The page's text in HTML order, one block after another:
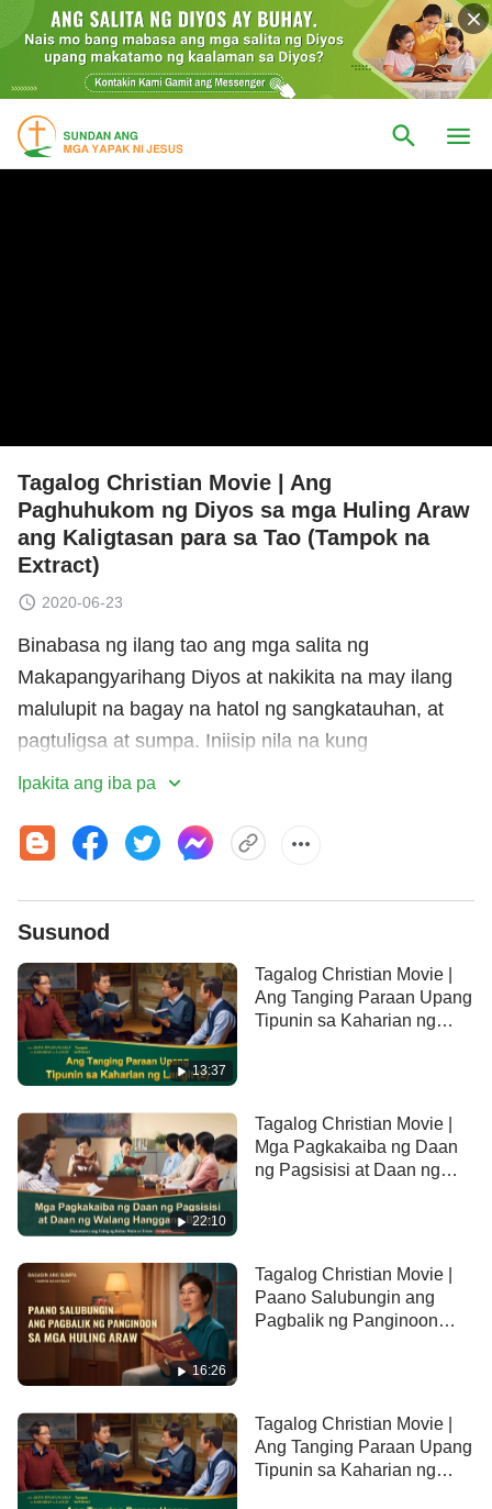
Tagalog Christian Movie | Ang
Paghuhukom ng Diyos sa mga Huling Araw
ang Kaligtasan para sa Tao (Tampok na
Extract)
2020-06-23
Binabasa ng ilang tao ang mga salita ng
Makapangyarihang Diyos at nakikita na may ilang
malulupit na bagay na hatol ng sangkatauhan, at
pagtuligsa at sumpa. Iniisip nila na kung
hinahatulan at isinusumpa ng Diyos ang mga tao,
masasabi na ang ganitong klaseng
para padalisayin at iligtas ang sangkatauhan? Ano
ang wastong paraan ng pag-unawa sa paghatol ng
Diyos sa mga huling araw? Tuklasin ang mga
kasagutan sa video na ito.
Ipakita ang iba pa
Susunod
13:37
Tagalog Christian Movie |
Ang Tanging Paraan Upang
Tipunin sa Kaharian ng
22:10
Tagalog Christian Movie |
Mga Pagkakaiba ng Daan
ng Pagsisisi at Daan ng
16:26
Tagalog Christian Movie |
Paano Salubungin ang
Pagbalik ng Panginoon
Tagalog Christian Movie |
Ang Tanging Paraan Upang
Tipunin sa Kaharian ng